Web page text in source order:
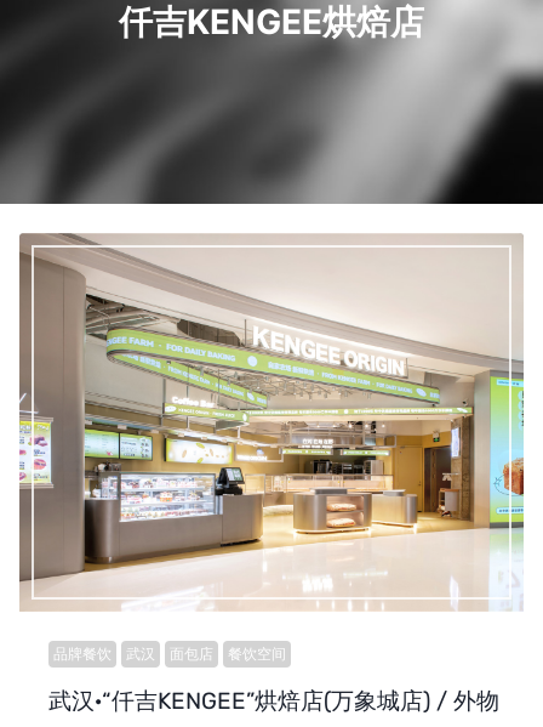
仟吉KENGEE烘焙店
品牌餐饮 武汉 面包店 餐饮空间
武汉·“仟吉KENGEE”烘焙店(万象城店) / 外物